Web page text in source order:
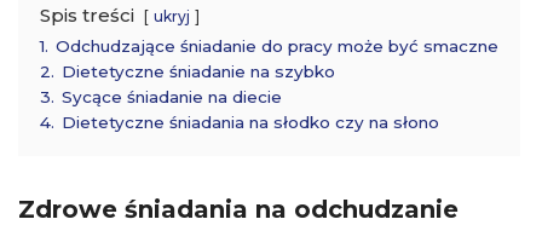
Spis treści ukryj
1. Odchudzające śniadanie do pracy może być smaczne
2. Dietetyczne śniadanie na szybko
3. Sycące śniadanie na diecie
4. Dietetyczne śniadania na słodko czy na słono
Zdrowe śniadania na odchudzanie